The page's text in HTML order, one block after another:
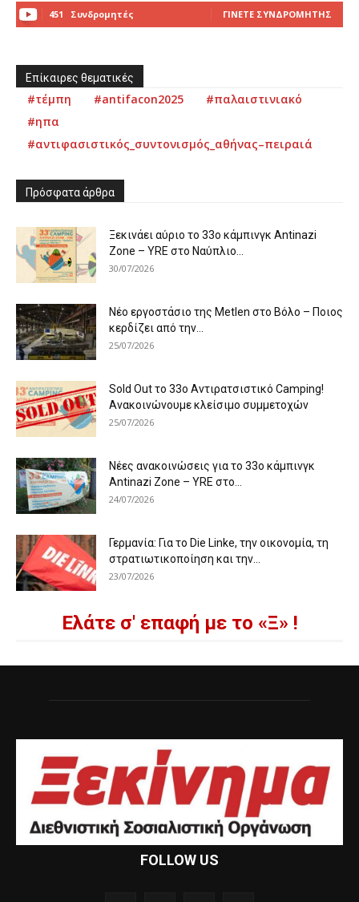
451 Συνδρομητές ΓΊΝΕΤΕ ΣΥΝΔΡΟΜΗΤΉΣ
Επίκαιρες θεματικές
#τέμπη #antifacon2025
#παλαιστινιακό
#ηπα
#αντιφασιστικός_συντονισμός_αθήνας–πειραιά
Πρόσφατα άρθρα
Ξεκινάει αύριο το 33ο κάμπινγκ Antinazi
Zone – YRE στο Ναύπλιο...
30/07/2026
Νέο εργοστάσιο της Metlen στο Βόλο – Ποιος
κερδίζει από την...
25/07/2026
Sold Out το 33ο Αντιρατσιστικό Camping!
Ανακοινώνουμε κλείσιμο συμμετοχών
25/07/2026
Νέες ανακοινώσεις για το 33ο κάμπινγκ
Antinazi Zone – YRE στο...
24/07/2026
Γερμανία: Για το Die Linke, την οικονομία, τη
στρατιωτικοποίηση και την...
23/07/2026
Ελάτε σ' επαφή με το «Ξ» !
FOLLOW US